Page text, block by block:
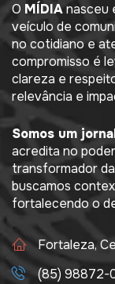
O MÍDIAnasceu
veículo de
no cotidiano e
compromisso é
clareza e
relevância e
Somos um
acredita no
transformador
buscamos
fortalecendo o
Fortaleza,
(85) 98872-